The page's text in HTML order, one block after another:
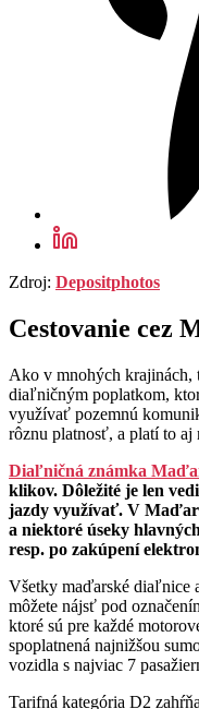
Zdroj: Depositphotos
Cestovanie cez
Ako v mnohých krajinách,
diaľničným poplatkom,
využívať pozemnú
rôznu platnosť, a platí to aj
Diaľničná známka
klikov. Dôležité je len
jazdy využívať. V
a niektoré úseky
resp. po zakúpení
Všetky maďarské diaľnice
môžete nájsť pod
ktoré sú pre každé
spoplatnená najnižšou
vozidla s najviac 7
Tarifná kategória D2